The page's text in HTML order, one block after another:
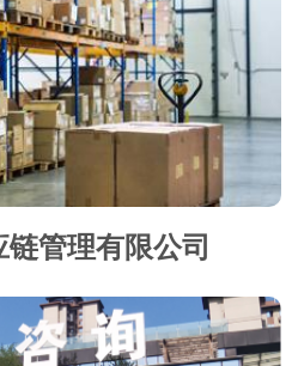
管理有限公司